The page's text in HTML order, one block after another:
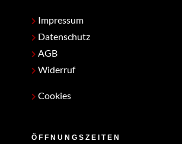
Impressum
Datenschutz
AGB
Widerruf
Cookies
ÖFFNUNGSZEITEN